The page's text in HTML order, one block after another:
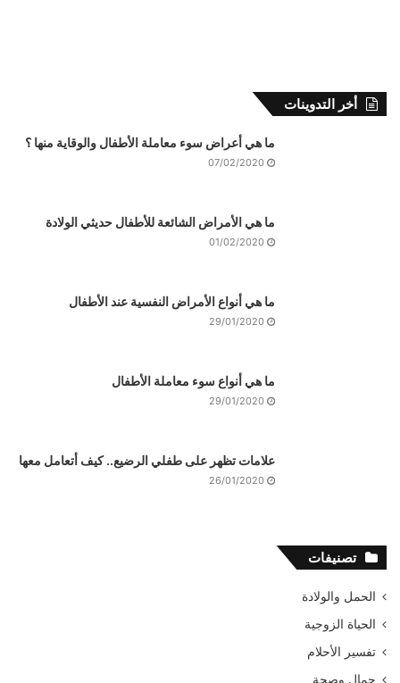
أخر التدوينات
ما هي أعراض سوء معاملة الأطفال والوقاية منها ؟
07/02/2020
ما هي الأمراض الشائعة للأطفال حديثي الولادة
01/02/2020
ما هي أنواع الأمراض النفسية عند الأطفال
29/01/2020
ما هي أنواع سوء معاملة الأطفال
29/01/2020
علامات تظهر على طفلي الرضيع.. كيف أتعامل معها
26/01/2020
تصنيفات
الحمل والولادة
الحياة الزوجية
تفسير الأحلام
جمال وصحة